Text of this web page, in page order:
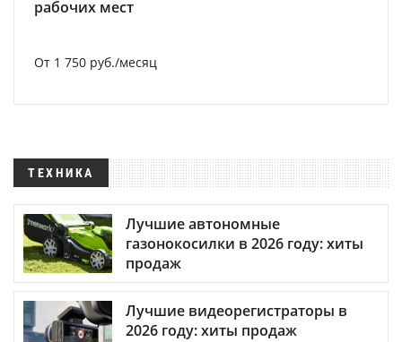
рабочих мест
От 1 750 руб./месяц
ТЕХНИКА
Лучшие автономные
газонокосилки в 2026 году: хиты
продаж
Лучшие видеорегистраторы в
2026 году: хиты продаж